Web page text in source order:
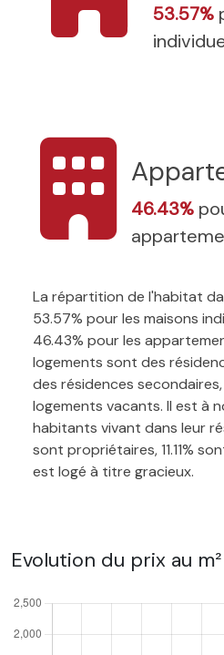
53.57%
46.43%
La répartition de l'habitat
53.57% pour les maisons
46.43% pour les
logements sont des
des résidences
logements vacants. Il est à
habitants vivant dans leur
sont propriétaires, 11.11%
est logé à titre gracieux.
Evolution du prix au m²